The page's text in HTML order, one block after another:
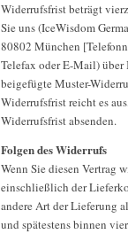
Widerrufsfrist beträgt
Sie uns (IceWisdom
80802 München
Telefax oder E-Mail) über
beigefügte Muster-
Widerrufsfrist reicht es
Widerrufsfrist absenden.
Folgen des Widerrufs
Wenn Sie diesen Vertrag
einschließlich der
andere Art der Lieferung
und spätestens binnen